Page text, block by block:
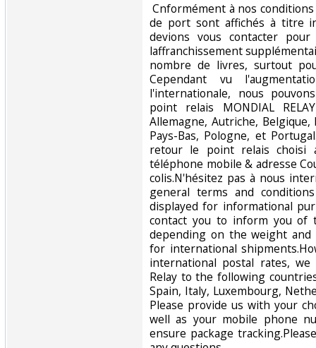
Cnformément à nos
de port sont affichés à titre
devions vous contacter
laffranchissement
nombre de livres, surtout
Cependant vu
l'internationale, nous
point relais MONDIAL
Allemagne, Autriche,
Pays-Bas, Pologne, et
retour le point relais choisi
téléphone mobile & adresse
colis.N'hésitez pas à nous
general terms and
displayed for informational
contact you to inform you of
depending on the weight and
for international
international postal rates,
Relay to the following
Spain, Italy, Luxembourg,
Please provide us with your
well as your mobile phone
ensure package